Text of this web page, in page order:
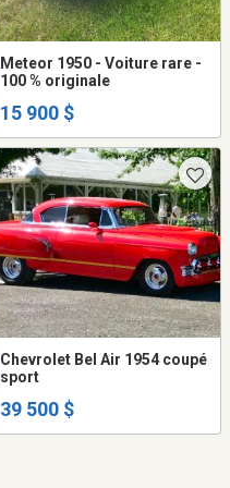
Meteor 1950 - Voiture rare -
100 % originale
15 900 $
Chevrolet Bel Air 1954 coupé
sport
39 500 $